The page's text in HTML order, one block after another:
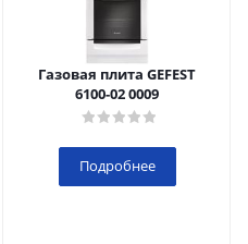
Газовая плита GEFEST
6100-02 0009
Подробнее